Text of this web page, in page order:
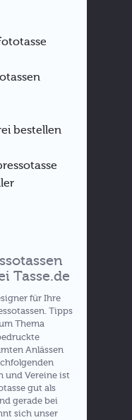
Anlässe
bestellen
Fototasse
Tasse.de
für Ihre
Tipps
Thema
Anlässen
und Vereine ist
gut als
gerade bei
sich unser